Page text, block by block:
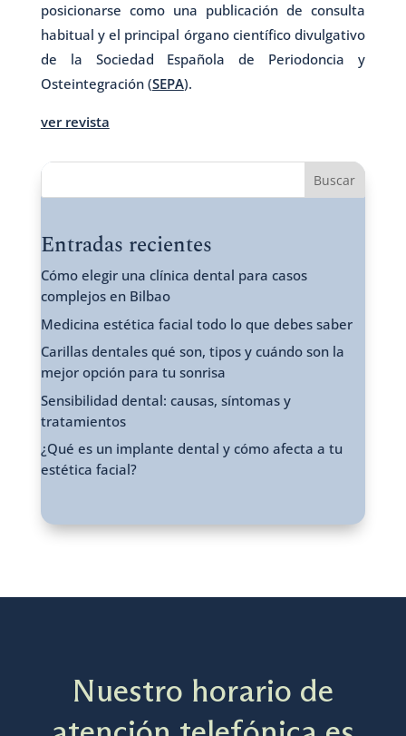
posicionarse como una publicación de consulta
habitual y el principal órgano científico divulgativo
de la Sociedad Española de Periodoncia y
Osteintegración (SEPA).
ver revista
Buscar
Entradas recientes
Cómo elegir una clínica dental para casos
complejos en Bilbao
Medicina estética facial todo lo que debes saber
Carillas dentales qué son, tipos y cuándo son la
mejor opción para tu sonrisa
Sensibilidad dental: causas, síntomas y
tratamientos
¿Qué es un implante dental y cómo afecta a tu
estética facial?
Nuestro horario de